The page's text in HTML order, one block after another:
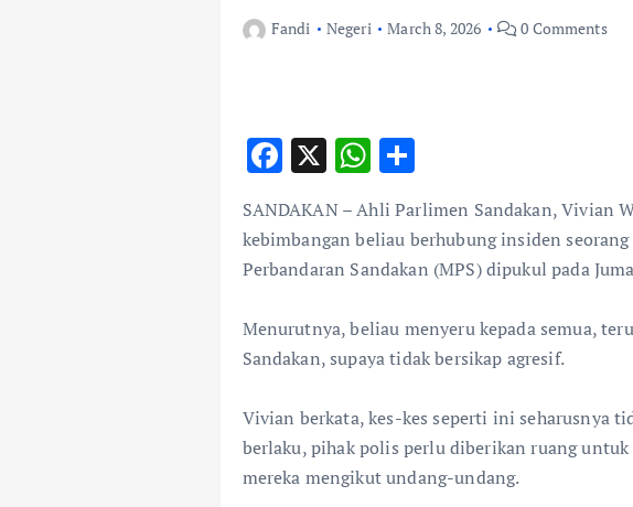
Fandi Negeri March 8, 2026 0 Comments
F
e
b
o
k
X W
h
at
s
p
p
S
h
ar
e
SANDAKAN – Ahli Parlimen Sandakan, Vivian
kebimbangan beliau berhubung insiden
Perbandaran Sandakan (MPS) dipukul pada
Menurutnya, beliau menyeru kepada semua,
Sandakan, supaya tidak bersikap agresif.
Vivian berkata, kes-kes seperti ini seharusnya
berlaku, pihak polis perlu diberikan ruang
mereka mengikut undang-undang.